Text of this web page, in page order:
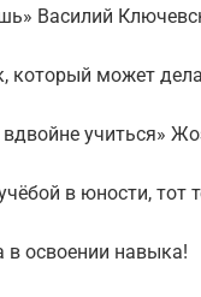
Василий
который может
учиться»
в юности,
освоении навыка!